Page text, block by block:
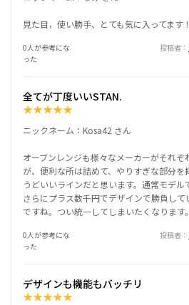
見た目，使い勝手、とても気に入ってます
0人が参考にな
った
投稿者
全てが丁度いいSTAN.
★★★★★
ニックネーム：Kosa42 さん
オーブンレンジも様々なメーカーがそれ
が、便利な所は詰めて、やりすぎな部分を
うどいいラインだと思います。通常モデル
さらにプラス数千円でデザインで勝負し
ですね。つい統一してしまいたくなります。
0人が参考にな
った
投稿者
デザインも機能もバッチリ
★★★★★